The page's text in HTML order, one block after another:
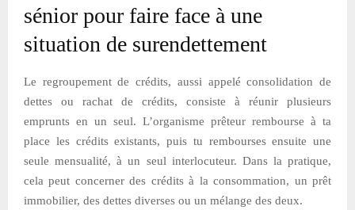
sénior pour faire face à une
situation de surendettement
Le regroupement de crédits, aussi appelé consolidation de
dettes ou rachat de crédits, consiste à réunir plusieurs
emprunts en un seul. L’organisme prêteur rembourse à ta
place les crédits existants, puis tu rembourses ensuite une
seule mensualité, à un seul interlocuteur. Dans la pratique,
cela peut concerner des crédits à la consommation, un prêt
immobilier, des dettes diverses ou un mélange des deux.